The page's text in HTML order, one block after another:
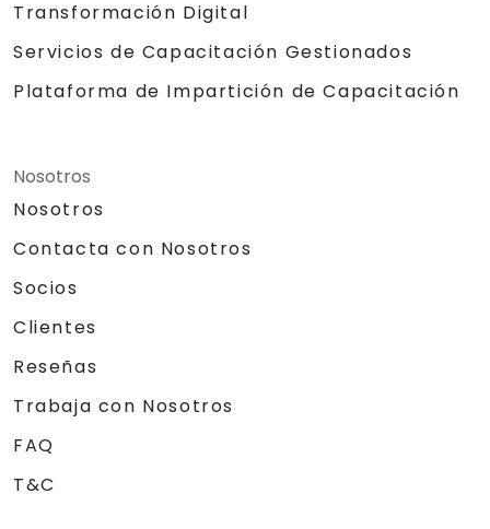
Transformación Digital
Servicios de Capacitación Gestionados
Plataforma de Impartición de Capacitación
Nosotros
Nosotros
Contacta con Nosotros
Socios
Clientes
Reseñas
Trabaja con Nosotros
FAQ
T&C